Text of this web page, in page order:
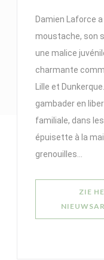
Damien Laforce
moustache, son
une malice
charmante
Lille et
gambader en
familiale, dans
épuisette à la
grenouilles…
ZIE